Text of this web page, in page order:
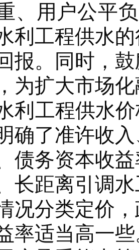
、用户公平
利工程供水
报。同时，
为扩大市场
利工程供水
确了准许收
债务资本收
长距离引调
况分类定价
率适当高一